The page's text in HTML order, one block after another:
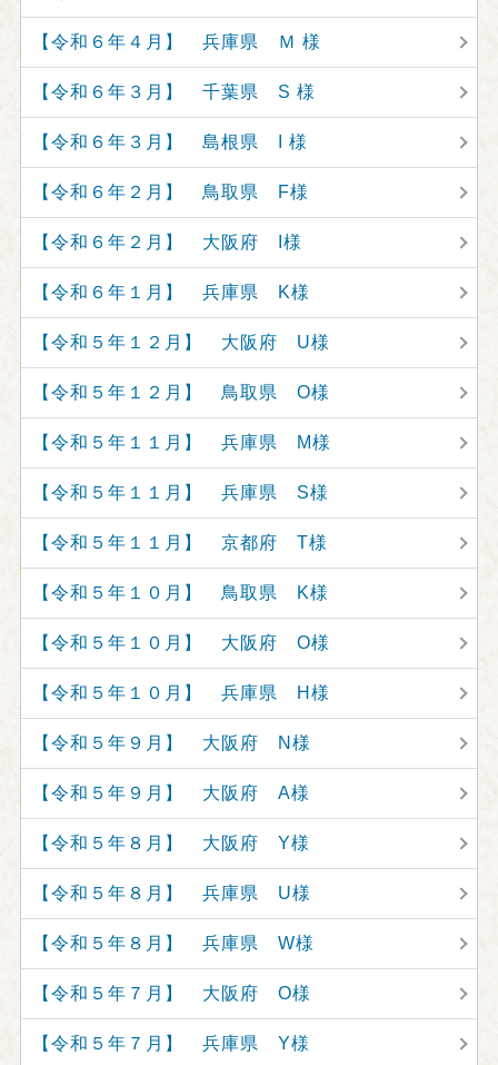
【令和６年４月】 兵庫県 Ｍ 様
【令和６年３月】 千葉県 S 様
【令和６年３月】 島根県 I 様
【令和６年２月】 鳥取県 F様
【令和６年２月】 大阪府 I様
【令和６年１月】 兵庫県 K様
【令和５年１２月】 大阪府 U様
【令和５年１２月】 鳥取県 O様
【令和５年１１月】 兵庫県 M様
【令和５年１１月】 兵庫県 S様
【令和５年１１月】 京都府 T様
【令和５年１０月】 鳥取県 K様
【令和５年１０月】 大阪府 O様
【令和５年１０月】 兵庫県 H様
【令和５年９月】 大阪府 N様
【令和５年９月】 大阪府 A様
【令和５年８月】 大阪府 Y様
【令和５年８月】 兵庫県 U様
【令和５年８月】 兵庫県 W様
【令和５年７月】 大阪府 O様
【令和５年７月】 兵庫県 Y様